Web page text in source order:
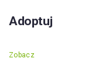
Adoptuj
Zobacz